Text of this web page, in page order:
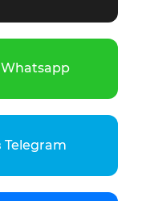
Whatsapp
Telegram